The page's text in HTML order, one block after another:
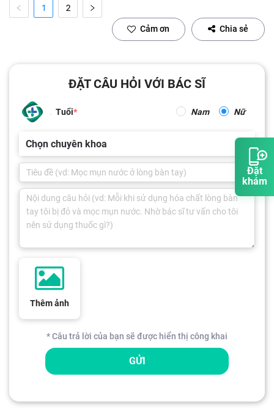
Đặt
khám
1 2
Cảm ơn Chia sẻ
ĐẶT CÂU HỎI VỚI BÁC SĨ
Tuổi Nam Nữ
Chọn chuyên khoa
Thêm ảnh
* Câu trả lời của bạn sẽ được hiển thị công khai
GỬI